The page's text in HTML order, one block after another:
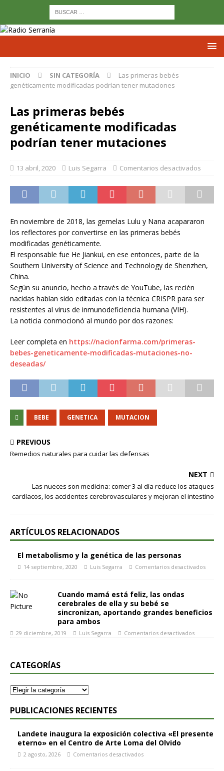
INICIO SIN CATEGORÍA
Las primeras bebés
genéticamente modificadas podrían tener mutaciones
Las primeras bebés
genéticamente modificadas
podrían tener mutaciones
13 abril, 2020 Luis Segarra Comentarios desactivados
En noviembre de 2018, las gemelas Lulu y Nana acapararon
los reflectores por convertirse en las primeras bebés
modificadas genéticamente.
El responsable fue He Jiankui, en ese entonces, parte de la
Southern University of Science and Technology de Shenzhen,
China.
Según su anuncio, hecho a través de YouTube, las recién
nacidas habían sido editadas con la técnica CRISPR para ser
resistentes al virus de inmunodeficiencia humana (VIH).
La noticia conmocionó al mundo por dos razones:
Leer completa en https://nacionfarma.com/primeras-
bebes-geneticamente-modificadas-mutaciones-no-
deseadas/
BEBE GENETICA MUTACION
PREVIOUS
Remedios naturales para cuidar las defensas
NEXT
Las nueces son medicina: comer 3 al día reduce los ataques
cardíacos, los accidentes cerebrovasculares y mejoran el intestino
ARTÍCULOS RELACIONADOS
El metabolismo y la genética de las personas
14 septiembre, 2020 Luis Segarra Comentarios desactivados
Cuando mamá está feliz, las ondas
cerebrales de ella y su bebé se
sincronizan, aportando grandes beneficios
para ambos
29 diciembre, 2019 Luis Segarra Comentarios desactivados
CATEGORÍAS
PUBLICACIONES RECIENTES
Landete inaugura la exposición colectiva «El presente
eterno» en el Centro de Arte Loma del Olvido
2 agosto, 2026 Comentarios desactivados